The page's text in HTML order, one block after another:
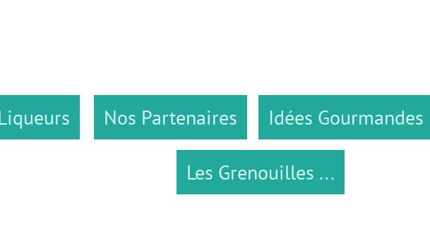
Nos Partenaires Idées Gourmandes Contact
Les Grenouilles ...